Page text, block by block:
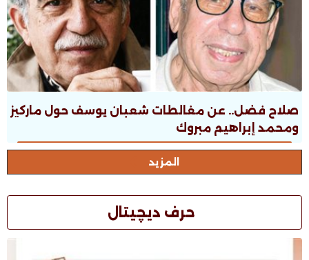
صلاح فضل.. عن مغالطات شعبان يوسف حول ماركيز
ومحمد إبراهيم مبروك
المزيد
حرف ديچيتال